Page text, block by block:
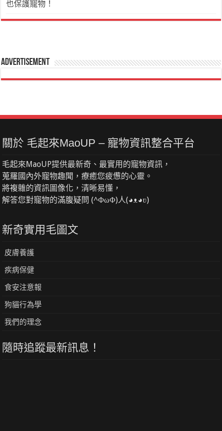
也保護寵物！
Advertisement
關於 毛起來MaoUP – 寵物資訊整合平台
毛起來MaoUP提供最新奇、最實用的寵物資訊，
蒐羅國內外寵物趣聞，療癒您疲憊的心靈。
將複雜的資訊圖像化，清晰易懂，
解答您對寵物的滿腹疑問 (^ΦωΦ)人(◕ᴥ◕ʋ)
新奇實用毛圖文
皮膚養護
疾病保健
食安注意報
狗貓行為學
我們的理念
隨時追蹤最新訊息！